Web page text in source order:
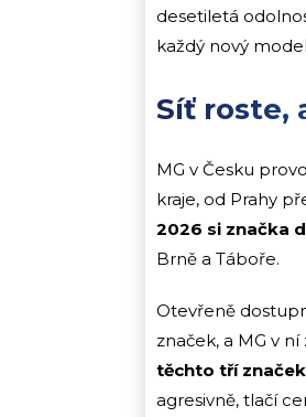
desetiletá
každý nový
Síť roste,
MG v Česku
kraje, od Prahy
2026 si značka
Brně a Táboře.
Otevřeně
značek, a MG v
těchto tří
agresivně, tlačí